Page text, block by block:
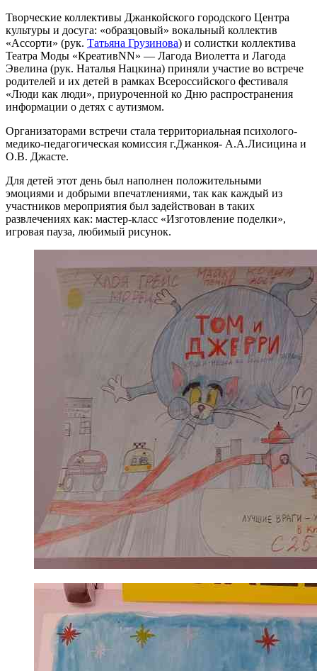
Творческие коллективы Джанкойского городского Центра
культуры и досуга: «образцовый» вокальный коллектив
«Ассорти» (рук. Татьяна Грузинова) и солистки коллектива
Театра Моды «КреативNN» — Лагода Виолетта и Лагода
Эвелина (рук. Наталья Нацкина) приняли участие во встрече
родителей и их детей в рамках Всероссийского фестиваля
«Люди как люди», приуроченной ко Дню распространения
информации о детях с аутизмом.
Организаторами встречи стала территориальная психолого-
медико-педагогическая комиссия г.Джанкоя- А.А.Лисицина и
О.В. Джасте.
Для детей этот день был наполнен положительными
эмоциями и добрыми впечатлениями, так как каждый из
участников мероприятия был задействован в таких
развлечениях как: мастер-класс «Изготовление поделки»,
игровая пауза, любимый рисунок.